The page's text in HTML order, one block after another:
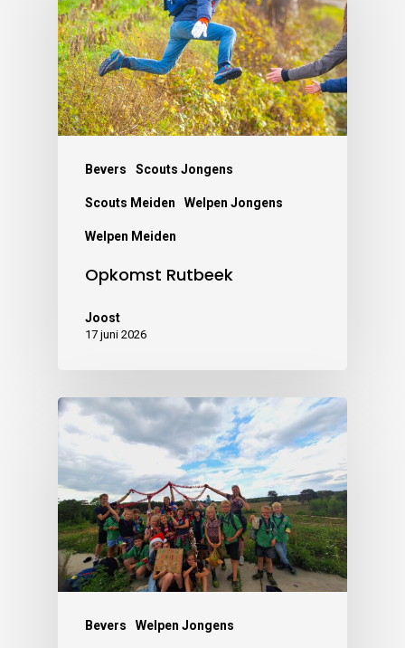
Bevers Scouts Jongens
Scouts Meiden Welpen Jongens
Welpen Meiden
Opkomst Rutbeek
Joost
17 juni 2026
Bevers Welpen Jongens